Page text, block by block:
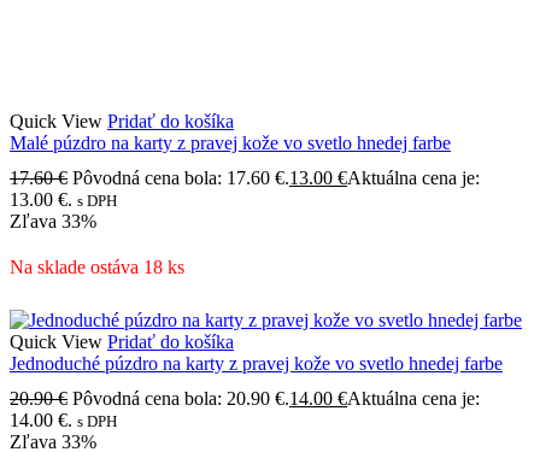
Quick View Pridať do košíka
Malé púzdro na karty z pravej kože vo svetlo hnedej farbe
17.60€ Pôvodná cena bola: 17.60 €.13.00 €Aktuálna cena je:
13.00 €. s DPH
Zľava 33%
Na sklade ostáva 18 ks
Quick View Pridať do košíka
Jednoduché púzdro na karty z pravej kože vo svetlo hnedej farbe
20.90€ Pôvodná cena bola: 20.90 €.14.00 €Aktuálna cena je:
14.00 €. s DPH
Zľava 33%